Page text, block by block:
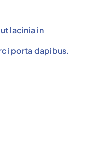
lacinia in
porta dapibus.